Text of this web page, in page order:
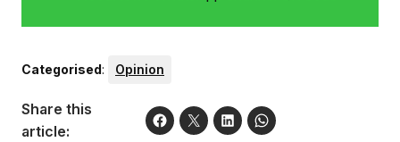
Categorised: Opinion
Share this
article: